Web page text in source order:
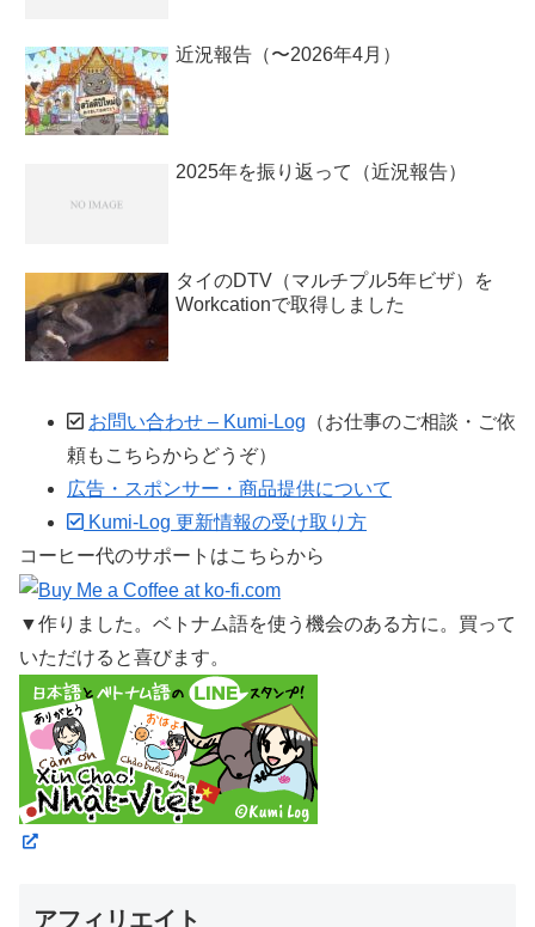
近況報告（〜2026年4月）
2025年を振り返って（近況報告）
タイのDTV（マルチプル5年ビザ）を
Workcationで取得しました
お問い合わせ – Kumi-Log （お仕事のご相談・ご依
頼もこちらからどうぞ）
広告・スポンサー・商品提供について
Kumi-Log 更新情報の受け取り方
コーヒー代のサポートはこちらから
▼作りました。ベトナム語を使う機会のある方に。買って
いただけると喜びます。
アフィリエイト